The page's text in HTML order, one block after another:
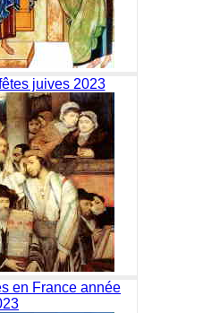
juives 2023
en France année